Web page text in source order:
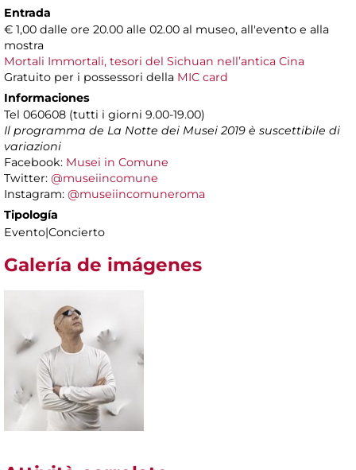
Entrada
€ 1,00 dalle ore 20.00 alle 02.00 al museo, all'evento e alla
mostra
Mortali Immortali, tesori del Sichuan nell’antica Cina
Gratuito per i possessori della MIC card
Informaciones
Tel 060608 (tutti i giorni 9.00-19.00)
Il programma de La Notte dei Musei 2019 è suscettibile di
variazioni
Facebook: Musei in Comune
Twitter: @museiincomune
Instagram: @museiincomuneroma
Tipología
Evento|Concierto
Galería de imágenes